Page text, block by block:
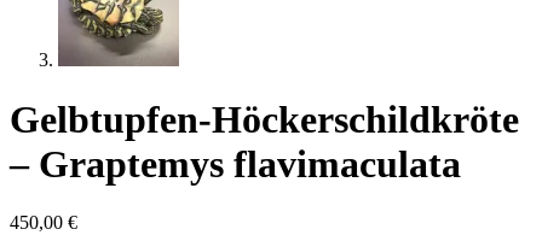
Gelbtupfen-Höckerschildkröte
– Graptemys flavimaculata
450,00 €